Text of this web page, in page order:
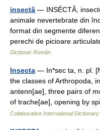
insectă — INSÉCTĂ,
animale nevertebrate din
format din segmente
perechi de picioare
Dicționar Român
Insecta — In*sec ta, n. pl.
the classes of Arthropoda,
antenn[ae], three pairs of
of trache[ae], opening by
Collaborative International